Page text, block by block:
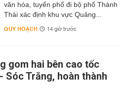
văn hóa, tuyến phố đi bộ phố Thành
Thái xác định khu vực Quảng...
QUY HOẠCH 14 giờ trước
gom hai bên cao tốc
Sóc Trăng, hoàn thành